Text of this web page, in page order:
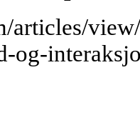
articles/
og-